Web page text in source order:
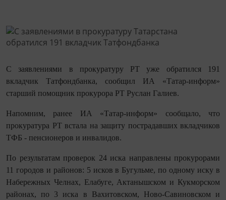
С заявлениями в прокуратуру РТ уже обратился 191
вкладчик Татфондбанка, сообщил ИА «Татар-информ»
старший помощник прокурора РТ Руслан Галиев.
Напомним, ранее ИА «Татар-информ» сообщало, что
прокуратура РТ встала на защиту пострадавших вкладчиков
ТФБ - пенсионеров и инвалидов.
По результатам проверок 24 иска направлены прокурорами
11 городов и районов: 5 исков в Бугульме, по одному иску в
Набережных Челнах, Елабуге, Актанышском и Кукморском
районах, по 3 иска в Вахитовском, Ново-Савиновском и